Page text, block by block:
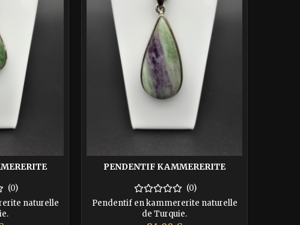
(0)
naturelle
PENDENTIF KAMMERERITE
(0)
Pendentif en kammererite naturelle
de Turquie.